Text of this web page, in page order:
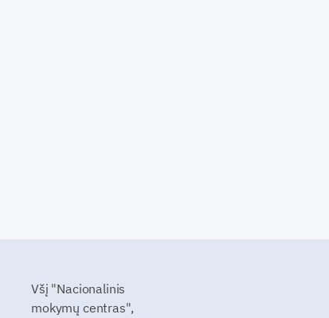
Všį "Nacionalinis
mokymų centras",